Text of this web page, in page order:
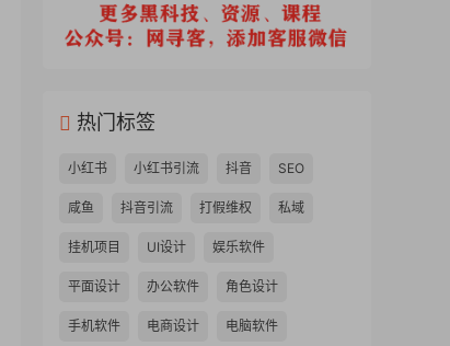
热门标签
小红书 小红书引流 抖音 SEO
咸鱼 抖音引流 打假维权 私域
挂机项目 UI设计 娱乐软件
平面设计 办公软件 角色设计
手机软件 电商设计 电脑软件